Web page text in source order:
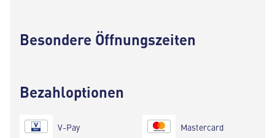
Besondere Öffnungszeiten
Bezahloptionen
V-Pay Mastercard